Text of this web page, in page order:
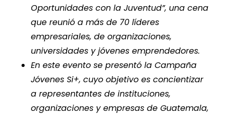
Oportunidades con la Juventud”, una cena
que reunió a más de 70 líderes
empresariales, de organizaciones,
universidades y jóvenes emprendedores.
En este evento se presentó la Campaña
Jóvenes Si+, cuyo objetivo es concientizar
a representantes de instituciones,
organizaciones y empresas de Guatemala,